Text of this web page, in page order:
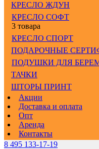
КРЕСЛО ЖДУН
КРЕСЛО СОФТ
3 товара
КРЕСЛО СПОРТ
ПОДАРОЧНЫЕ
ПОДУШКИ ДЛЯ
ТАЧКИ
ШТОРЫ ПРИНТ
Акции
Доставка и оплата
Опт
Аренда
Контакты
8 495 133-17-19